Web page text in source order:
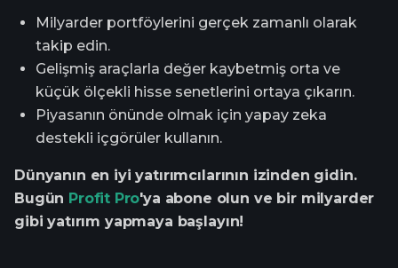
Milyarder portföylerini gerçek zamanlı olarak
takip edin.
Gelişmiş araçlarla değer kaybetmiş orta ve
küçük ölçekli hisse senetlerini ortaya çıkarın.
Piyasanın önünde olmak için yapay zeka
destekli içgörüler kullanın.
Dünyanın en iyi yatırımcılarının izinden gidin.
Bugün Profit Pro'ya abone olun ve bir milyarder
gibi yatırım yapmaya başlayın!